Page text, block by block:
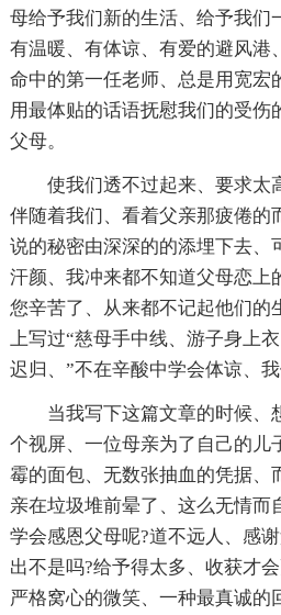
母给予我们新的生活、给予我们
有温暖、有体谅、有爱的避风港
命中的第一任老师、总是用宽宏
用最体贴的话语抚慰我们的受伤
父母。
使我们透不过起来、要求太
伴随着我们、看着父亲那疲倦的
说的秘密由深深的的添埋下去、
汗颜、我冲来都不知道父母恋上
您辛苦了、从来都不记起他们的
上写过“慈母手中线、游子身上
迟归、”不在辛酸中学会体谅、
当我写下这篇文章的时候、
个视屏、一位母亲为了自己的儿
霉的面包、无数张抽血的凭据、
亲在垃圾堆前晕了、这么无情而
学会感恩父母呢?道不远人、感
出不是吗?给予得太多、收获才
严格窝心的微笑、一种最真诚的